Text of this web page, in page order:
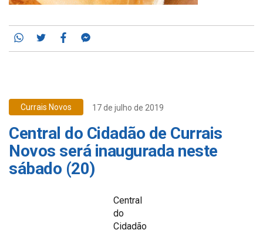
Whatsapp
TwitterFacebook
Currais Novos 17 de julho de 2019
Central do Cidadão de Currais
Novos será inaugurada neste
sábado (20)
Central
do
Cidadão